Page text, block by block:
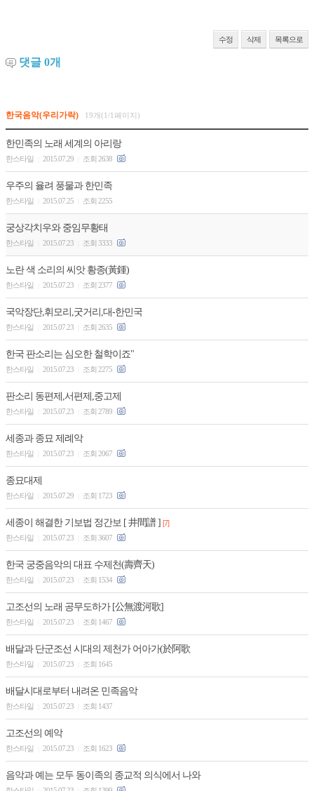
수정 삭제 목록으로
댓글 0개
한국음악(우리가락) 19개(1/1페이지)
한민족의 노래 세계의 아리랑
한스타일 2015.07.29 조회 2638
우주의 율려 풍물과 한민족
한스타일 2015.07.25 조회 2255
궁상각치우와 중임무황태
한스타일 2015.07.23 조회 3333
노란 색 소리의 씨앗 황종(黃鍾)
한스타일 2015.07.23 조회 2377
국악장단,휘모리,굿거리,대-한민국
한스타일 2015.07.23 조회 2635
한국 판소리는 심오한 철학이죠"
한스타일 2015.07.23 조회 2275
판소리 동편제,서편제,중고제
한스타일 2015.07.23 조회 2789
세종과 종묘 제례악
한스타일 2015.07.23 조회 2067
종묘대제
한스타일 2015.07.29 조회 1723
세종이 해결한 기보법 정간보 [ 井間譜 ] [7]
한스타일
2015.07.23 조회 3607
한국 궁중음악의 대표 수제천(壽齊天)
한스타일 2015.07.23 조회 1534
고조선의 노래 공무도하가 [公無渡河歌]
한스타일 2015.07.23 조회 1467
배달과 단군조선 시대의 제천가 어아가(於阿歌
한스타일 2015.07.23 조회 1645
배달시대로부터 내려온 민족음악
한스타일 2015.07.23 조회 1437
고조선의 예악
한스타일 2015.07.23 조회 1623
음악과 예는 모두 동이족의 종교적 의식에서 나와